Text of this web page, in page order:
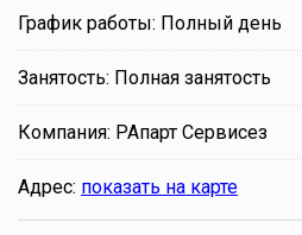
График работы: Полный день
Занятость: Полная занятость
Компания: РАпарт Сервисез
Адрес: показать на карте